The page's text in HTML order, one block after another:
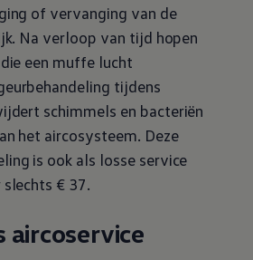
of vervanging van de
Na verloop van tijd hopen
een muffe lucht
tijdens
schimmels en bacteriën
het aircosysteem. Deze
is ook als losse service
€ 37.
aircoservice